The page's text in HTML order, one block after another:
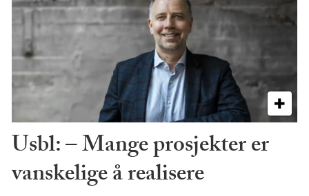
Usbl: – Mange prosjekter er
vanskelige å realisere